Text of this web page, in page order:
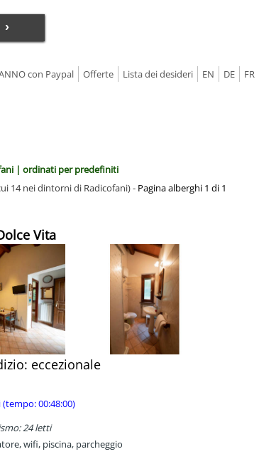
›
FR
DE
EN
Lista dei desideri
Offerte
con Paypal
| ordinati per predefiniti
14 nei dintorni di Radicofani) - Pagina alberghi 1 di 1
Vita
eccezionale
00:48:00)
24 letti
wifi, piscina, parcheggio